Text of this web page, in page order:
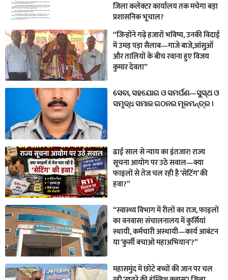
जिला कलेक्टर कार्यालय तक मचेगा बड़ा
प्रशासनिक भूचाल?
“जिन्होंने गढ़े हजारों भविष्य, उनकी विदाई
में उमड़ पड़ा सैलाब—गाजे बाजे,आंसुओं
और तालियों के बीच रवाना हुए विजय
कुमार देवता”
ସେବା, ସହଯୋଗ ଓ ସମର୍ପଣ—ସୁସ୍ଥ ଓ
ସମୃଦ୍ଧ ସମାଜ ଗଠନର ମୂଳମନ୍ତ୍ର ।
ढाई साल से न्याय का इंतजार! राज्य
सूचना आयोग पर उठे सवाल—क्या
फाइलों से तेज चल रही है ‘सेटिंग’ की
हवा?”
“स्वास्थ्य विभाग में रीलों का राज, फाइलों
का वनवास! संचालनालय में कुर्सियां
स्थायी, कर्मचारी अस्थायी—कार्य आबंटन
या ‘कुर्सी बचाओ महाअभियान’?”
महासमुंद में छोटे बच्चों की जान पर चल